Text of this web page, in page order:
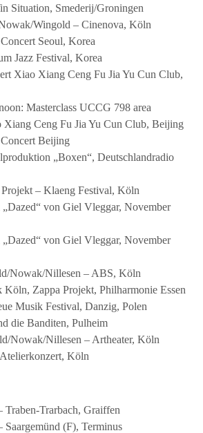
Situation, Smederij/Groningen
Wingold – Cinenova, Köln
Seoul, Korea
Jazz Festival, Korea
Xiao Xiang Ceng Fu Jia Yu Cun Club,
Masterclass UCCG 798 area
Ceng Fu Jia Yu Cun Club, Beijing
Beijing
„Boxen“, Deutschlandradio
– Klaeng Festival, Köln
von Giel Vleggar, November
von Giel Vleggar, November
Nowak/Nillesen – ABS, Köln
Zappa Projekt, Philharmonie Essen
Musik Festival, Danzig, Polen
die Banditen, Pulheim
Nowak/Nillesen – Artheater, Köln
Köln
Trarbach, Graiffen
(F), Terminus